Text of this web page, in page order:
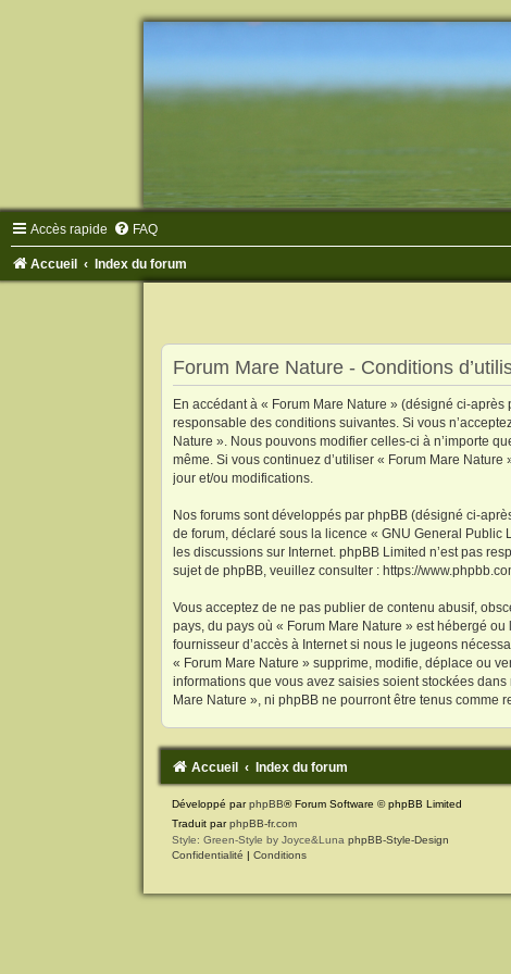
Accès rapide FAQ
Accueil Index du forum
Forum Mare Nature - Conditions
En accédant à « Forum Mare Nature » (désigné ci-
responsable des conditions suivantes. Si vous
Nature ». Nous pouvons modifier celles-ci à n’importe
même. Si vous continuez d’utiliser « Forum Mare
jour et/ou modifications.
Nos forums sont développés par phpBB (désigné ci-
de forum, déclaré sous la licence « GNU General Public
les discussions sur Internet. phpBB Limited n’est pas
sujet de phpBB, veuillez consulter : https://
Vous acceptez de ne pas publier de contenu abusif,
pays, du pays où « Forum Mare Nature » est hébergé
fournisseur d’accès à Internet si nous le jugeons
« Forum Mare Nature » supprime, modifie, déplace ou
informations que vous avez saisies soient stockées
Mare Nature », ni phpBB ne pourront être tenus
Accueil Index du forum
Développé parphpBB® Forum Software © phpBB Limited
Traduit parphpBB-fr.com
Style: Green-Style by Joyce&Luna phpBB-Style-Design
Confidentialité | Conditions